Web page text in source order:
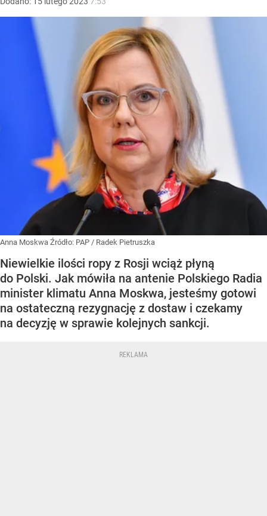
Anna Moskwa Źródło: PAP / Radek Pietruszka
Niewielkie ilości ropy z Rosji wciąż płyną
do Polski. Jak mówiła na antenie Polskiego Radia
minister klimatu Anna Moskwa, jesteśmy gotowi
na ostateczną rezygnację z dostaw i czekamy
na decyzję w sprawie kolejnych sankcji.